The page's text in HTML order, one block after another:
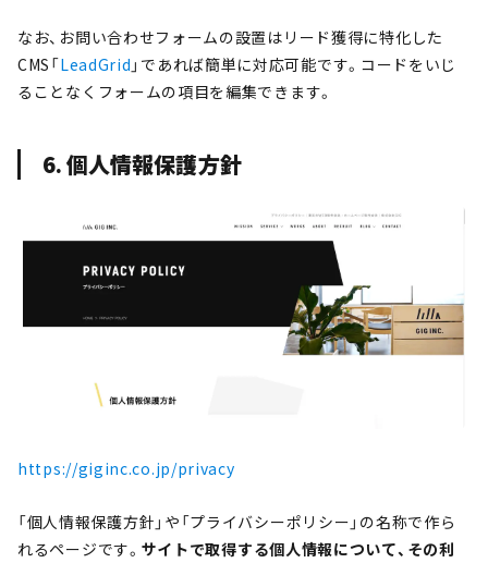
なお、お問い合わせフォームの設置はリード獲得に特化した
CMS「LeadGrid 」であれば簡単に対応可能です。コードをいじ
ることなくフォームの項目を編集できます。
6. 個人情報保護方針
https://giginc.co.jp/privacy
「個人情報保護方針」や「プライバシーポリシー」の名称で作ら
れるページです。 サイトで取得する個人情報について、その利